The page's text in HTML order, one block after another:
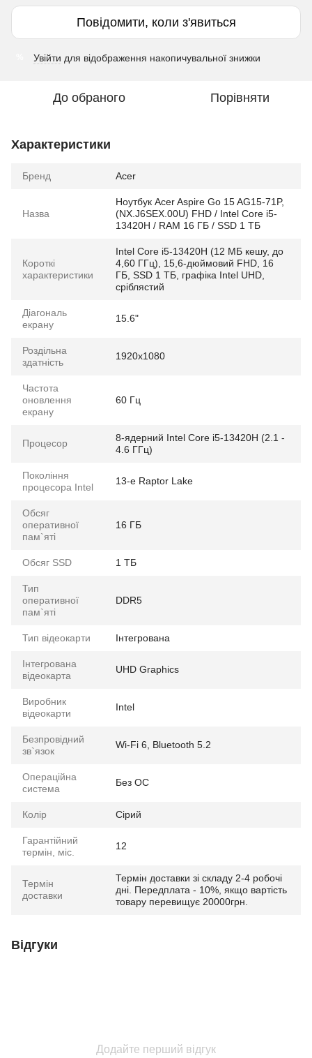
Повідомити, коли з'явиться
Увійти для відображення накопичувальної знижки
До обраного Порівняти
Характеристики
Бренд Acer
Назва
Ноутбук Acer Aspire Go 15 AG15-71P,
(NX.J6SEX.00U) FHD / Intel Core i5-
13420H / RAM 16 ГБ / SSD 1 ТБ
Короткі
характеристики
Intel Core i5-13420H (12 МБ кешу, до
4,60 ГГц), 15,6-дюймовий FHD, 16
ГБ, SSD 1 ТБ, графіка Intel UHD,
сріблястий
Діагональ
екрану
15.6"
Роздільна
здатність
1920x1080
Частота
оновлення
екрану
60 Гц
Процесор
8-ядерний Intel Core i5-13420H (2.1 -
4.6 ГГц)
Покоління
процесора Intel
13-е Raptor Lake
Обсяг
оперативної
пам`яті
16 ГБ
Обсяг SSD 1 ТБ
Тип
оперативної
пам`яті
DDR5
Тип відеокарти Інтегрована
Інтегрована
відеокарта
UHD Graphics
Виробник
відеокарти
Intel
Безпровідний
зв`язок
Wi-Fi 6, Bluetooth 5.2
Операційна
система
Без ОС
Колір Сірий
Гарантійний
термін, міс.
12
Термін
доставки
Термін доставки зі складу 2-4 робочі
дні. Передплата - 10%, якщо вартість
товару перевищує 20000грн.
Відгуки
Додайте перший відгук